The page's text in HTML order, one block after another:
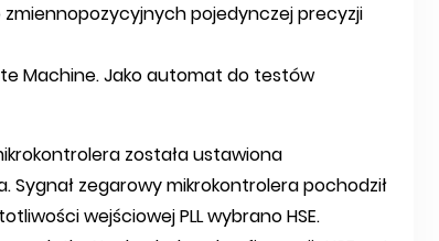
pojedynczej precyzji
Machine. Jako automat do testów
została ustawiona
Sygnał zegarowy mikrokontrolera pochodził
wejściowej PLL wybrano HSE.